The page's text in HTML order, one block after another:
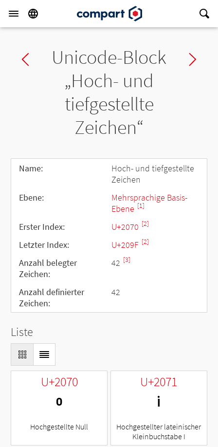
Previous block
Unicode-Block
„Hoch- und
tiefgestellte
Zeichen“
Name:
Hoch- und tiefgestellte
Zeichen
Ebene:
Mehrsprachige Basis-
Ebene [1]
Erster Index: U+2070 [2]
Letzter Index: U+209F [2]
Anzahl belegter
Zeichen:
42 [3]
Anzahl definierter
Zeichen:
42
Liste
U+2070
⁰
Hochgestellte Null
U+2071
ⁱ
Hochgestellter lateinischer
Kleinbuchstabe I